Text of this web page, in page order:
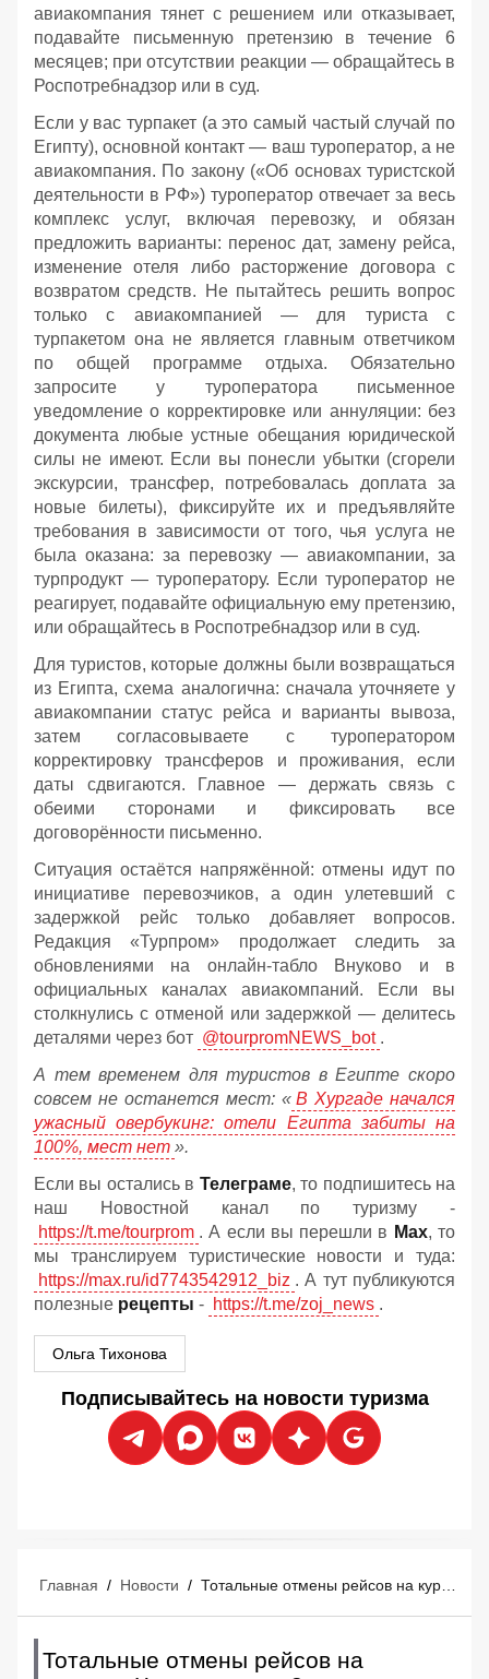
авиакомпания тянет с решением или отказывает,
подавайте письменную претензию в течение 6
месяцев; при отсутствии реакции — обращайтесь в
Роспотребнадзор или в суд.
Если у вас турпакет (а это самый частый случай по
Египту), основной контакт — ваш туроператор, а не
авиакомпания. По закону («Об основах туристской
деятельности в РФ») туроператор отвечает за весь
комплекс услуг, включая перевозку, и обязан
предложить варианты: перенос дат, замену рейса,
изменение отеля либо расторжение договора с
возвратом средств. Не пытайтесь решить вопрос
только с авиакомпанией — для туриста с
турпакетом она не является главным ответчиком
по общей программе отдыха. Обязательно
запросите у туроператора письменное
уведомление о корректировке или аннуляции: без
документа любые устные обещания юридической
силы не имеют. Если вы понесли убытки (сгорели
экскурсии, трансфер, потребовалась доплата за
новые билеты), фиксируйте их и предъявляйте
требования в зависимости от того, чья услуга не
была оказана: за перевозку — авиакомпании, за
турпродукт — туроператору. Если туроператор не
реагирует, подавайте официальную ему претензию,
или обращайтесь в Роспотребнадзор или в суд.
Для туристов, которые должны были возвращаться
из Египта, схема аналогична: сначала уточняете у
авиакомпании статус рейса и варианты вывоза,
затем согласовываете с туроператором
корректировку трансферов и проживания, если
даты сдвигаются. Главное — держать связь с
обеими сторонами и фиксировать все
договорённости письменно.
Ситуация остаётся напряжённой: отмены идут по
инициативе перевозчиков, а один улетевший с
задержкой рейс только добавляет вопросов.
Редакция «Турпром» продолжает следить за
обновлениями на онлайн‑табло Внуково и в
официальных каналах авиакомпаний. Если вы
столкнулись с отменой или задержкой — делитесь
деталями через бот @tourpromNEWS_bot .
А тем временем для туристов в Египте скоро
совсем не останется мест: « В Хургаде начался
ужасный овербукинг: отели Египта забиты на
100%, мест нет ».
Если вы остались в Телеграме, то подпишитесь на
наш Новостной канал по туризму -
https://t.me/tourprom . А если вы перешли в Мах, то
мы транслируем туристические новости и туда:
https://max.ru/id7743542912_biz . А тут публикуются
полезные рецепты - https://t.me/zoj_news .
Ольга Тихонова
Подписывайтесь на новости туризма
Главная / Новости /
Тотальные отмены рейсов на